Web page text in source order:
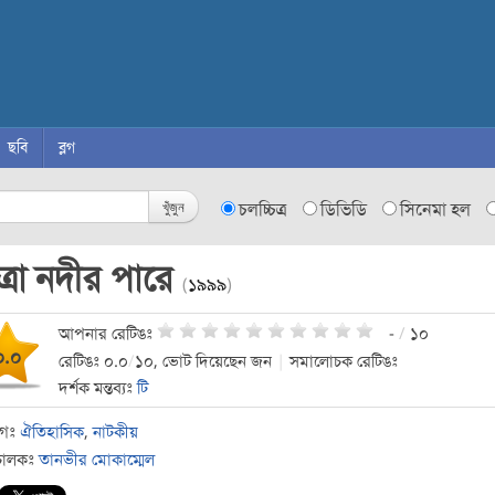
ছবি ব্লগ
খুঁজুন চলচ্চিত্র ডিভিডি সিনেমা হল
নদীর পারে (১৯৯৯)
আপনার রেটিঙঃ - / ১০
রেটিঙঃ ০.০/১০, ভোট দিয়েছেন জন
সমালোচক রেটিঙঃ
দর্শক মন্তব্যঃটি
ঐতিহাসিক,নাটকীয়
তানভীর মোকাম্মেল